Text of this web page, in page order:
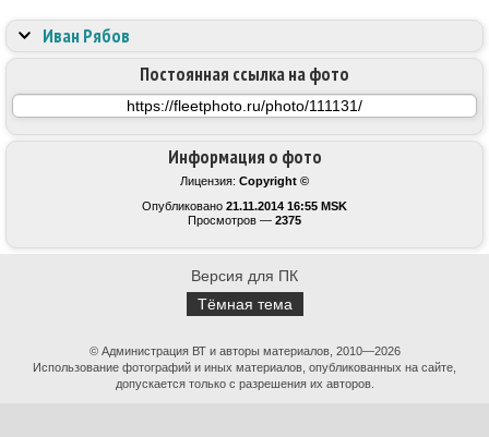
Информация о фото
Лицензия: Copyright ©
Опубликовано 21.11.2014 16:55 MSK
Просмотров — 2375
Постоянная ссылка на фото
Иван Рябов
Версия для ПК
Тёмная тема
© Администрация ВТ и авторы материалов, 2010—2026
Использование фотографий и иных материалов, опубликованных на сайте,
допускается только с разрешения их авторов.